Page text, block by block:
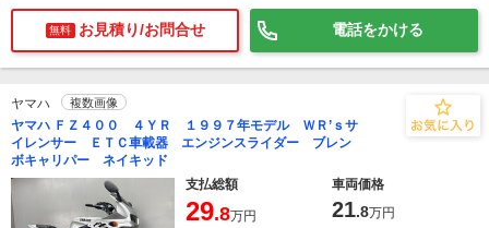
無料 お見積り/お問合せ 電話をかける
ヤマハ 複数画像
ヤマハ ＦＺ４００ ４ＹＲ １９９７年モデル ＷＲ’ｓサ
イレンサー ＥＴＣ車載器 エンジンスライダー ブレン
ボキャリパー ネイキッド
支払総額
車両価格
29.8万円 21.8万円